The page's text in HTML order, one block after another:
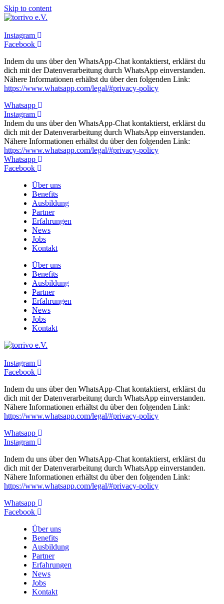
Skip to content
Instagram
Facebook
Indem du uns über den WhatsApp-Chat kontaktierst, erklärst du
dich mit der Datenverarbeitung durch WhatsApp einverstanden.
Nähere Informationen erhältst du über den folgenden Link:
https://www.whatsapp.com/legal/#privacy-policy
Whatsapp
Instagram
Indem du uns über den WhatsApp-Chat kontaktierst, erklärst du
dich mit der Datenverarbeitung durch WhatsApp einverstanden.
Nähere Informationen erhältst du über den folgenden Link:
https://www.whatsapp.com/legal/#privacy-policy
Whatsapp
Facebook
Über uns
Benefits
Ausbildung
Partner
Erfahrungen
News
Jobs
Kontakt
Über uns
Benefits
Ausbildung
Partner
Erfahrungen
News
Jobs
Kontakt
Instagram
Facebook
Indem du uns über den WhatsApp-Chat kontaktierst, erklärst du
dich mit der Datenverarbeitung durch WhatsApp einverstanden.
Nähere Informationen erhältst du über den folgenden Link:
https://www.whatsapp.com/legal/#privacy-policy
Whatsapp
Instagram
Indem du uns über den WhatsApp-Chat kontaktierst, erklärst du
dich mit der Datenverarbeitung durch WhatsApp einverstanden.
Nähere Informationen erhältst du über den folgenden Link:
https://www.whatsapp.com/legal/#privacy-policy
Whatsapp
Facebook
Über uns
Benefits
Ausbildung
Partner
Erfahrungen
News
Jobs
Kontakt